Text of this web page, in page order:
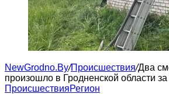
NewGrodno.By/Происшествия/Два
произошло в Гродненской области
ПроисшествияРегион